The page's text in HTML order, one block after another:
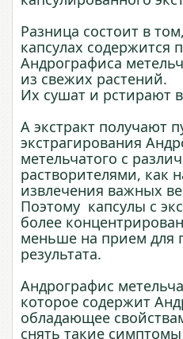
Разница состоит в
капсулах содержится
Андрографиса
из свежих растений.
Их сушат и рстирают
А экстракт получают
экстрагирования
метельчатого с
растворителями, как
извлечения важных
Поэтому капсулы с
более
меньше на прием для
результата.
Андрографис
которое содержит
обладающее
снять такие